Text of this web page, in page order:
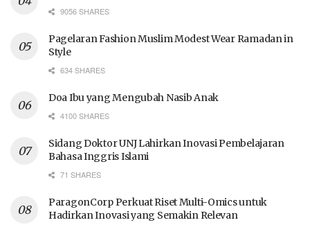
9056 SHARES
Pagelaran Fashion Muslim Modest Wear Ramadan in
Style
634 SHARES
Doa Ibu yang Mengubah Nasib Anak
4100 SHARES
Sidang Doktor UNJ Lahirkan Inovasi Pembelajaran
Bahasa Inggris Islami
71 SHARES
ParagonCorp Perkuat Riset Multi-Omics untuk
Hadirkan Inovasi yang Semakin Relevan